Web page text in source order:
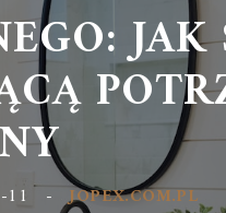
JAK
- JOPEX.COM.PL